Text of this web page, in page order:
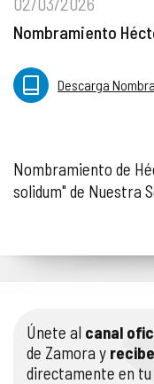
Nombramiento
Descarga
Nombramiento de
solidum" de Nuestra
Únete al canal
de Zamora y
directamente en tu